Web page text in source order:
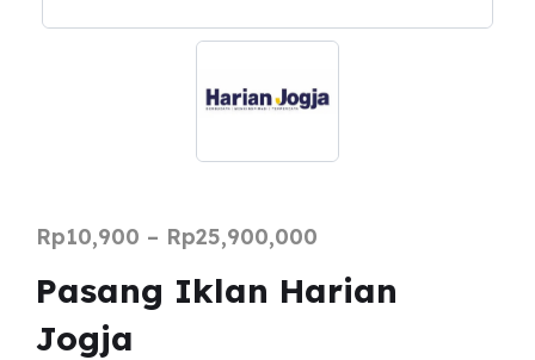
Rp10,900 – Rp25,900,000
Pasang Iklan Harian
Jogja